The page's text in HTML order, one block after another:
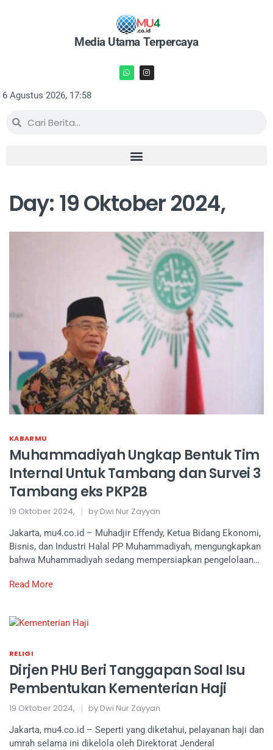
Media Utama Terpercaya
6 Agustus 2026, 17:58
Day: 19 Oktober 2024,
KABARMU
Muhammadiyah Ungkap Bentuk Tim
Internal Untuk Tambang dan Survei 3
Tambang eks PKP2B
19 Oktober 2024, by Dwi Nur Zayyan
Jakarta, mu4.co.id – Muhadjir Effendy, Ketua Bidang Ekonomi,
Bisnis, dan Industri Halal PP Muhammadiyah, mengungkapkan
bahwa Muhammadiyah sedang mempersiapkan pengelolaan…
Read More
RELIGI
Dirjen PHU Beri Tanggapan Soal Isu
Pembentukan Kementerian Haji
19 Oktober 2024, by Dwi Nur Zayyan
Jakarta, mu4.co.id – Seperti yang diketahui, pelayanan haji dan
umrah selama ini dikelola oleh Direktorat Jenderal